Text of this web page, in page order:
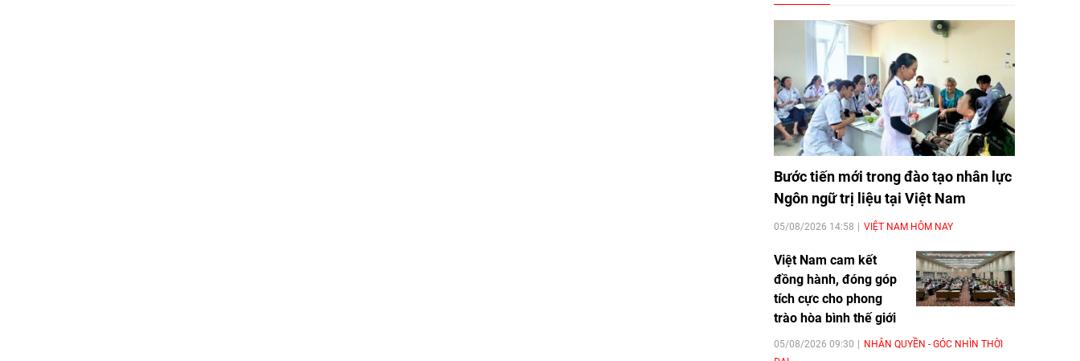
Bước tiến mới trong đào tạo nhân lực
Ngôn ngữ trị liệu tại Việt Nam
05/08/2026 14:58 VIỆT NAM HÔM NAY
Việt Nam cam kết
đồng hành, đóng góp
tích cực cho phong
trào hòa bình thế giới
05/08/2026 09:30
NHÂN QUYỀN - GÓC NHÌN THỜI